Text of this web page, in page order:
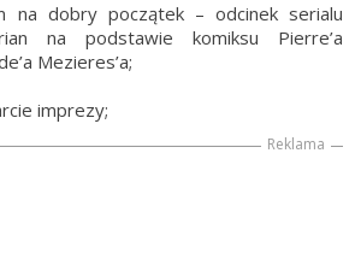
na dobry początek – odcinek serialu
na podstawie komiksu Pierre’a
Mezieres’a;
imprezy;
Reklama